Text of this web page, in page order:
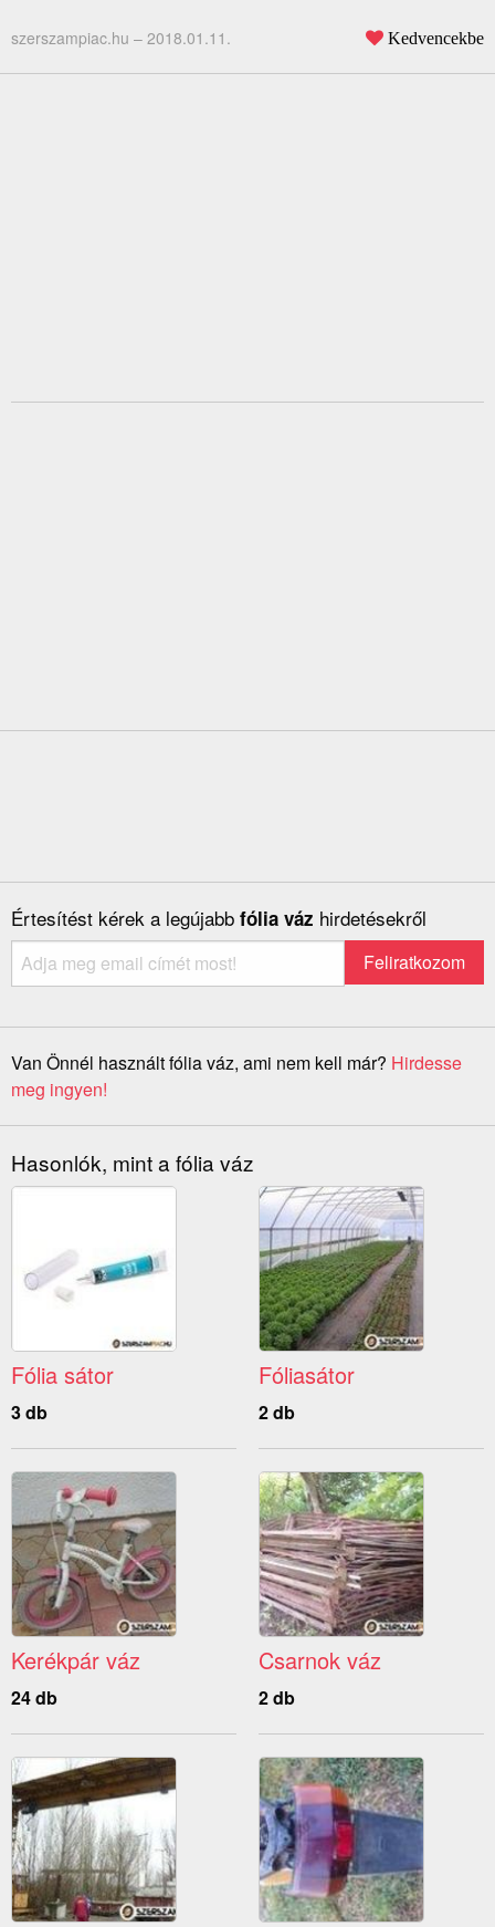
szerszampiac.hu – 2018.01.11. Kedvencekbe
Értesítést kérek a legújabb fólia váz hirdetésekről
Van Önnél használt fólia váz, ami nem kell már? Hirdesse
meg ingyen!
Hasonlók, mint a fólia váz
Fólia sátor
3 db
Fóliasátor
2 db
Kerékpár váz
24 db
Csarnok váz
2 db